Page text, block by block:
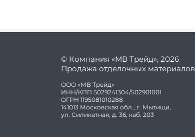
© Компания «МВ Трейд», 2026
Продажа отделочных материалов
ООО «МВ Трейд»
ИНН/КПП 5029241304/502901001
ОГРН 1195081010288
141013 Московская обл., г. Мытищи,
ул. Силикатная, д. 36, каб. 203